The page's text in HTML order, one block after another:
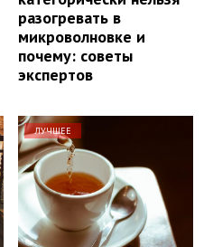
разогревать в
микроволновке и
почему: советы
экспертов
ЛУЧШЕЕ